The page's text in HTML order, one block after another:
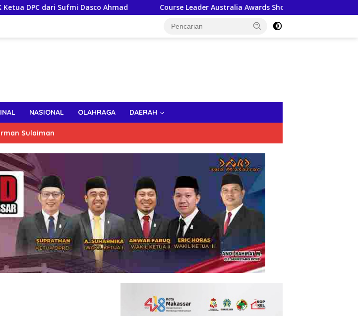
Dasco Ahmad Course Leader Australia Awards Short Course Apresiasi Sistem Digital
NASIONAL OLAHRAGA DAERAH
Sulaiman